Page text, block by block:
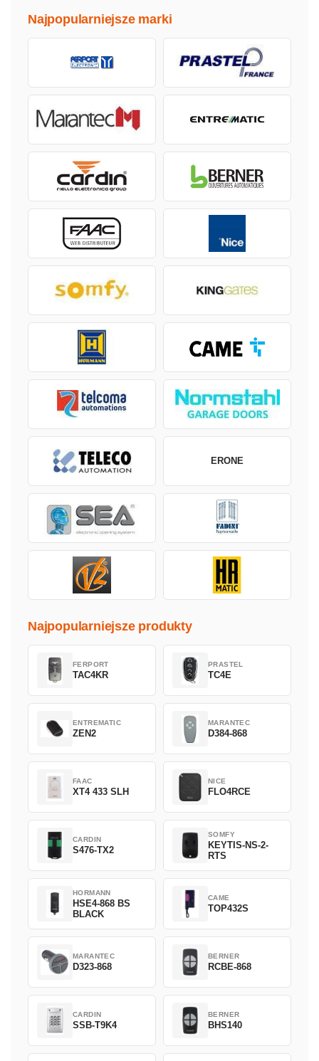
Najpopularniejsze marki
ERONE
Najpopularniejsze produkty
FERPORT
TAC4KR
PRASTEL
TC4E
ENTREMATIC
ZEN2
MARANTEC
D384-868
FAAC
XT4 433 SLH
NICE
FLO4RCE
CARDIN
S476-TX2
SOMFY
KEYTIS-NS-2-
RTS
HORMANN
HSE4-868 BS
BLACK
CAME
TOP432S
MARANTEC
D323-868
BERNER
RCBE-868
CARDIN
SSB-T9K4
BERNER
BHS140